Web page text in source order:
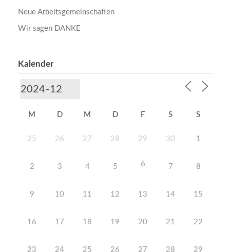
Neue Arbeitsgemeinschaften
Wir sagen DANKE
Kalender
M D M D F S S
25 26 27 28 29 30 1
2 3 4 5 6 7 8
9 10 11 12 13 14 15
16 17 18 19 20 21 22
23 24 25 26 27 28 29